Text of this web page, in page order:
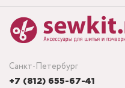
Санкт-Петербург
+7 (812) 655-67-41